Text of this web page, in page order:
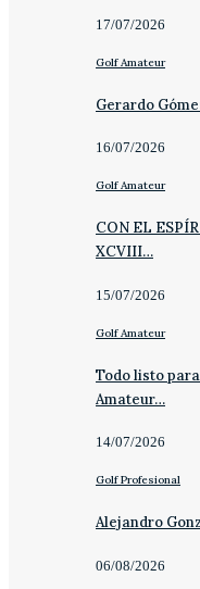
17/07/2026
Golf Amateur
Gerardo
16/07/2026
Golf Amateur
CON EL
XCVIII…
15/07/2026
Golf Amateur
Todo listo
Amateur…
14/07/2026
Golf Profesional
Alejandro
06/08/2026